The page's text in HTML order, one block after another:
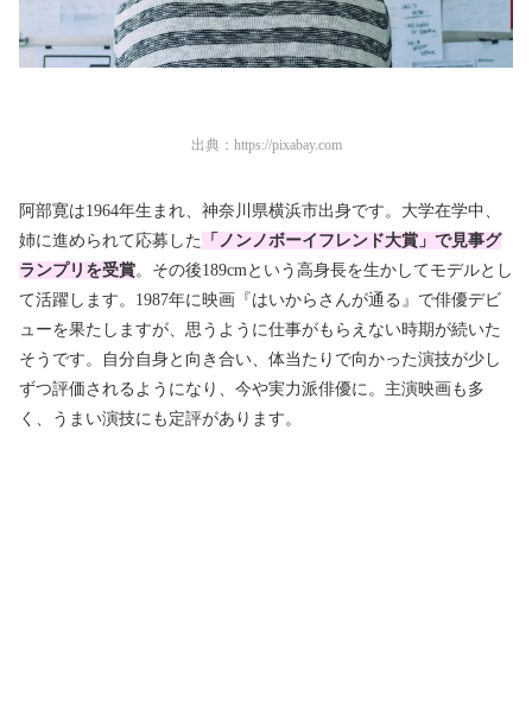
出典： https://pixabay.com
阿部寛は1964年生まれ、神奈川県横浜市出身です。大学在学中、
姉に進められて応募した
「ノンノボーイフレンド大賞」で見事グ
ランプリを受賞。その後189cmという高身長を生かしてモデルとし
て活躍します。1987年に映画『はいからさんが通る』で俳優デビ
ューを果たしますが、思うように仕事がもらえない時期が続いた
そうです。自分自身と向き合い、体当たりで向かった演技が少し
ずつ評価されるようになり、今や実力派俳優に。主演映画も多
く、うまい演技にも定評があります。